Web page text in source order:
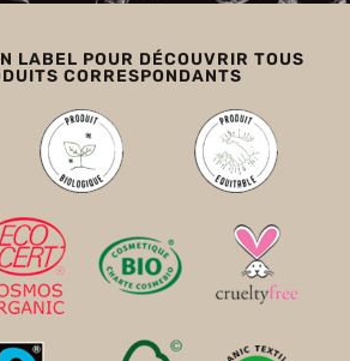
LABEL POUR DÉCOUVRIR TOUS
CORRESPONDANTS